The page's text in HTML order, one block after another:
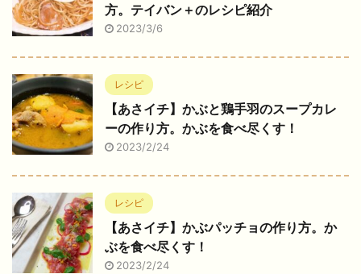
方。テイバン＋のレシピ紹介
2023/3/6
レシピ
【あさイチ】かぶと鶏手羽のスープカレ
ーの作り方。かぶを食べ尽くす！
2023/2/24
レシピ
【あさイチ】かぶパッチョの作り方。か
ぶを食べ尽くす！
2023/2/24